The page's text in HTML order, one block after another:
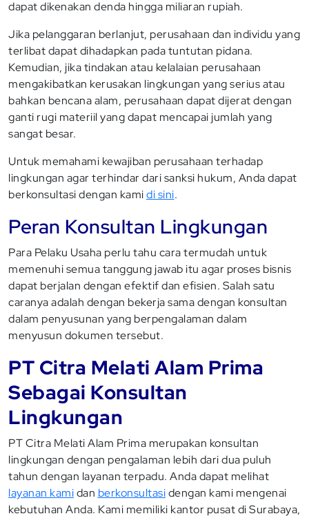
dapat dikenakan denda hingga miliaran rupiah.
Jika pelanggaran berlanjut, perusahaan dan individu yang
terlibat dapat dihadapkan pada tuntutan pidana.
Kemudian, jika tindakan atau kelalaian perusahaan
mengakibatkan kerusakan lingkungan yang serius atau
bahkan bencana alam, perusahaan dapat dijerat dengan
ganti rugi materiil yang dapat mencapai jumlah yang
sangat besar.
Untuk memahami kewajiban perusahaan terhadap
lingkungan agar terhindar dari sanksi hukum, Anda dapat
berkonsultasi dengan kamidi sini.
Peran Konsultan Lingkungan
Para Pelaku Usaha perlu tahu cara termudah untuk
memenuhi semua tanggung jawab itu agar proses bisnis
dapat berjalan dengan efektif dan efisien. Salah satu
caranya adalah dengan bekerja sama dengan konsultan
dalam penyusunan yang berpengalaman dalam
menyusun dokumen tersebut.
PT Citra Melati Alam Prima
Sebagai Konsultan
Lingkungan
PT Citra Melati Alam Prima merupakan konsultan
lingkungan dengan pengalaman lebih dari dua puluh
tahun dengan layanan terpadu. Anda dapat melihat
layanan kamidan berkonsultasidengan kami mengenai
kebutuhan Anda. Kami memiliki kantor pusat di Surabaya,